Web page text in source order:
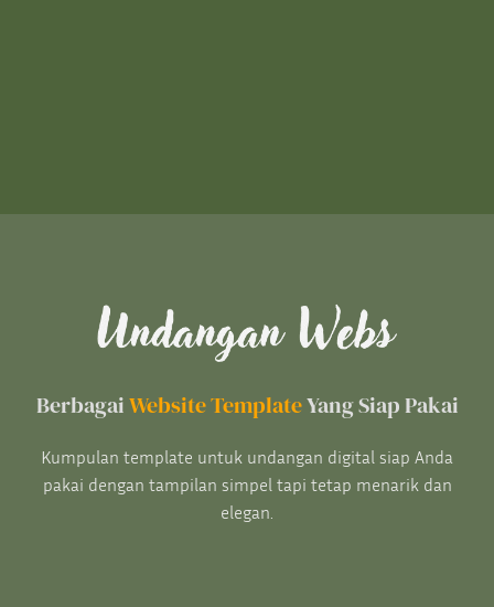
BerbagaiWebsite TemplateYang Siap Pakai
Kumpulan template untuk undangan digital siap Anda
pakai dengan tampilan simpel tapi tetap menarik dan
elegan.